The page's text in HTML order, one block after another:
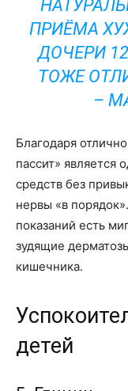
ПРИЁМА
ДОЧЕРИ
ТОЖЕ
–
Благодаря
пассит» является
средств без
нервы «в
показаний есть
зудящие
кишечника.
детей